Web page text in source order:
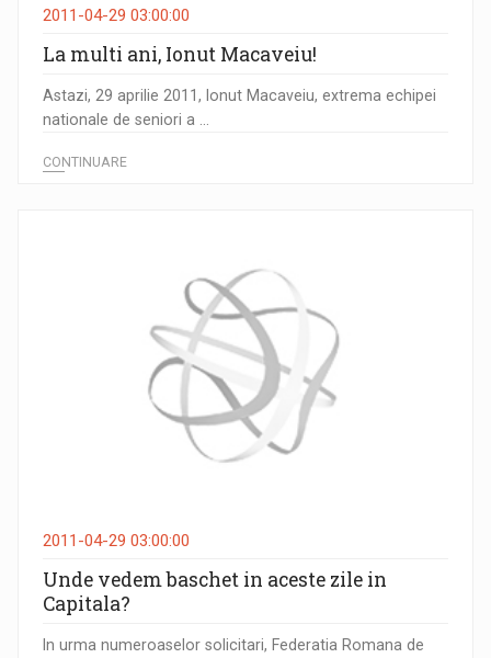
2011-04-29 03:00:00
La multi ani, Ionut Macaveiu!
Astazi, 29 aprilie 2011, Ionut Macaveiu, extrema echipei
nationale de seniori a ...
CONTINUARE
2011-04-29 03:00:00
Unde vedem baschet in aceste zile in
Capitala?
In urma numeroaselor solicitari, Federatia Romana de